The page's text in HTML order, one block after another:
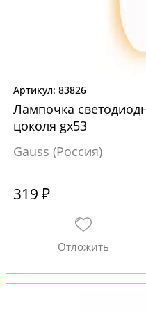
83826
Лампочка
цоколя gx53
Gauss (Россия)
319 ₽